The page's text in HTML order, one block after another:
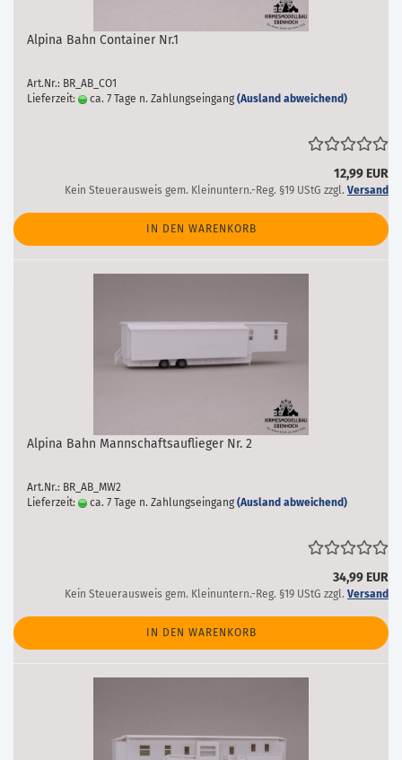
Alpina Bahn Container Nr.1
Art.Nr.: BR_AB_CO1
Lieferzeit:
ca. 7 Tage n. Zahlungseingang (Ausland abweichend)
12,99 EUR
Kein Steuerausweis gem. Kleinuntern.-Reg. §19 UStG zzgl. Versand
IN DEN WARENKORB
Alpina Bahn Mannschaftsauflieger Nr. 2
Art.Nr.: BR_AB_MW2
Lieferzeit:
ca. 7 Tage n. Zahlungseingang (Ausland abweichend)
34,99 EUR
Kein Steuerausweis gem. Kleinuntern.-Reg. §19 UStG zzgl. Versand
IN DEN WARENKORB